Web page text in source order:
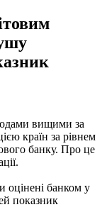
вищими за
країн за рівнем
банку. Про це
оцінені банком у
показник